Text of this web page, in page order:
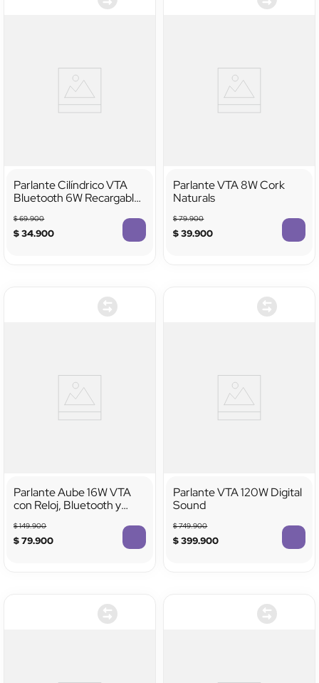
Parlante Cilíndrico VTA
Bluetooth 6W Recargable
$69.900
$34.900
Parlante VTA 8W Cork
Naturals
$79.900
$39.900
Parlante Aube 16W VTA
con Reloj, Bluetooth y
$149.900
$79.900
Parlante VTA 120W Digital
Sound
$749.900
$399.900